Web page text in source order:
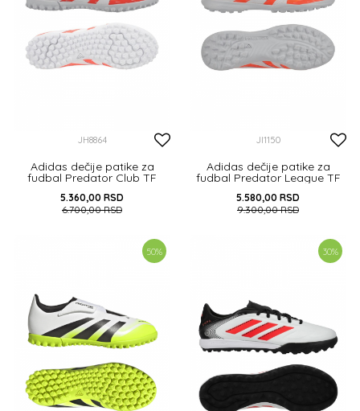
JH8864
Adidas dečije patike za
fudbal Predator Club TF
5.360,00 RSD
6.700,00RSD
38
JI1150
Adidas dečije patike za
fudbal Predator League TF
5.580,00 RSD
9.300,00RSD
50% 30%